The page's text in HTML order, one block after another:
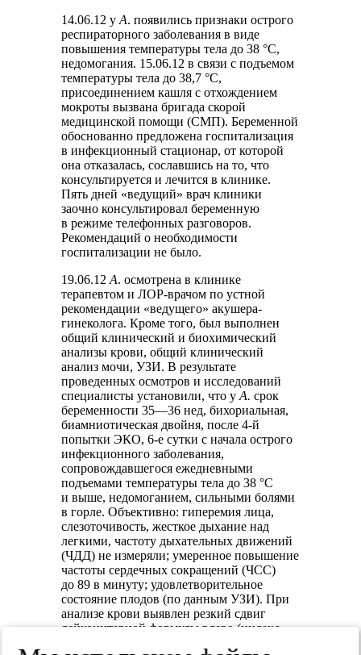
14.06.12 уА. появились признаки острого
респираторного заболевания в виде
повышения температуры тела до 38 °C,
недомогания. 15.06.12 в связи с подъемом
температуры тела до 38,7 °С,
присоединением кашля с отхождением
мокроты вызвана бригада скорой
медицинской помощи (СМП). Беременной
обоснованно предложена госпитализация
в инфекционный стационар, от которой
она отказалась, сославшись на то, что
консультируется и лечится в клинике.
Пять дней «ведущий» врач клиники
заочно консультировал беременную
в режиме телефонных разговоров.
Рекомендаций о необходимости
госпитализации не было.
19.06.12А. осмотрена в клинике
терапевтом и ЛОР-врачом по устной
рекомендации «ведущего» акушера-
гинеколога. Кроме того, был выполнен
общий клинический и биохимический
анализы крови, общий клинический
анализ мочи, УЗИ. В результате
проведенных осмотров и исследований
специалисты установили, что уА. срок
беременности 35—36 нед, бихориальная,
биамниотическая двойня, после 4-й
попытки ЭКО, 6-е сутки с начала острого
инфекционного заболевания,
сопровождавшегося ежедневными
подъемами температуры тела до 38 °C
и выше, недомоганием, сильными болями
в горле. Объективно: гиперемия лица,
слезоточивость, жесткое дыхание над
легкими, частоту дыхательных движений
(ЧДД) не измеряли; умеренное повышение
частоты сердечных сокращений (ЧСС)
до 89 в минуту; удовлетворительное
состояние плодов (по данным УЗИ). При
анализе крови выявлен резкий сдвиг
лейкоцитарной формулы влево (индекс